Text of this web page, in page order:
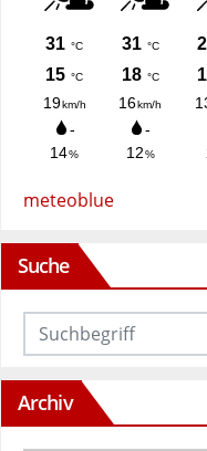
meteoblue
Suche
Archiv